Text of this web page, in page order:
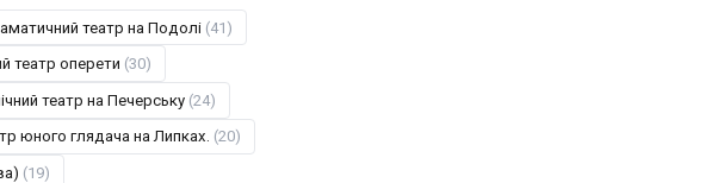
театр на Подолі (41)
театр оперети (30)
театр на Печерську (24)
юного глядача на Липках. (20)
(19)